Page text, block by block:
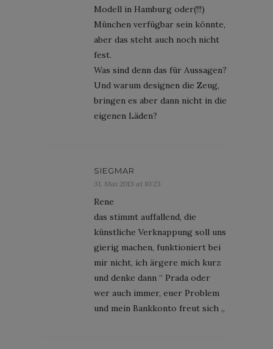
Modell in Hamburg oder(!!!)
München verfügbar sein könnte,
aber das steht auch noch nicht
fest.
Was sind denn das für Aussagen?
Und warum designen die Zeug,
bringen es aber dann nicht in die
eigenen Läden?
SIEGMAR
31. Mai 2013 at 10:23
Rene
das stimmt auffallend, die
künstliche Verknappung soll uns
gierig machen, funktioniert bei
mir nicht, ich ärgere mich kurz
und denke dann “ Prada oder
wer auch immer, euer Problem
und mein Bankkonto freut sich „